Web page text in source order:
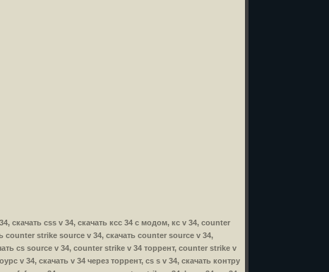
скачать css v 34, скачать ксс 34 с модом, кс v 34, counter
counter strike source v 34, скачать counter source v 34,
cs source v 34, counter strike v 34 торрент, counter strike v
v 34, скачать v 34 через торрент, cs s v 34, скачать контру